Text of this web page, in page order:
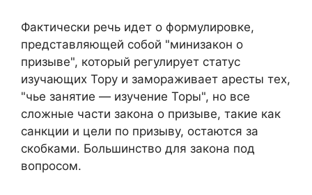
Фактически речь идет о формулировке,
представляющей собой "минизакон о
призыве", который регулирует статус
изучающих Тору и замораживает аресты тех,
"чье занятие — изучение Торы", но все
сложные части закона о призыве, такие как
санкции и цели по призыву, остаются за
скобками. Большинство для закона под
вопросом.